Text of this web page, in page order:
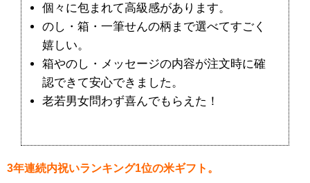
個々に包まれて高級感があります。
のし・箱・一筆せんの柄まで選べてすごく
嬉しい。
箱やのし・メッセージの内容が注文時に確
認できて安心できました。
老若男女問わず喜んでもらえた！
3年連続内祝いランキング1位の米ギフト。